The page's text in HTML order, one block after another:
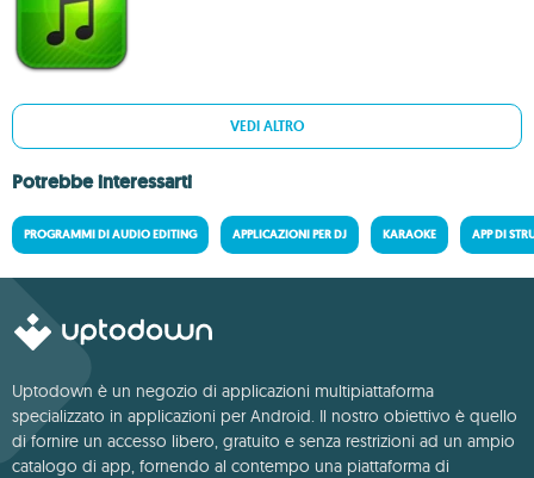
VEDI ALTRO
Potrebbe interessarti
PROGRAMMI DI AUDIO EDITING APPLICAZIONI PER DJ KARAOKE APP DI
Uptodown è un negozio di applicazioni multipiattaforma
specializzato in applicazioni per Android. Il nostro obiettivo è quello
di fornire un accesso libero, gratuito e senza restrizioni ad un ampio
catalogo di app, fornendo al contempo una piattaforma di